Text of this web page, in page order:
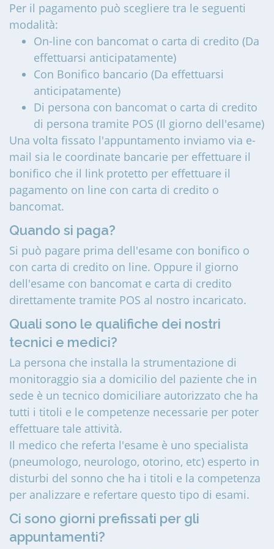
Per il pagamento può scegliere tra le seguenti
modalità:
On-line con bancomat o carta di credito (Da
effettuarsi anticipatamente)
Con Bonifico bancario (Da effettuarsi
anticipatamente)
Di persona con bancomat o carta di credito
di persona tramite POS (Il giorno dell'esame)
Una volta fissato l'appuntamento inviamo via e-
mail sia le coordinate bancarie per effettuare il
bonifico che il link protetto per effettuare il
pagamento on line con carta di credito o
bancomat.
Quando si paga?
Si può pagare prima dell'esame con bonifico o
con carta di credito on line. Oppure il giorno
dell'esame con bancomat e carta di credito
direttamente tramite POS al nostro incaricato.
Quali sono le qualifiche dei nostri
tecnici e medici?
La persona che installa la strumentazione di
monitoraggio sia a domicilio del paziente che in
sede è un tecnico domiciliare autorizzato che ha
tutti i titoli e le competenze necessarie per poter
effettuare tale attività.
Il medico che referta l'esame è uno specialista
(pneumologo, neurologo, otorino, etc) esperto in
disturbi del sonno che ha i titoli e la competenza
per analizzare e refertare questo tipo di esami.
Ci sono giorni prefissati per gli
appuntamenti?